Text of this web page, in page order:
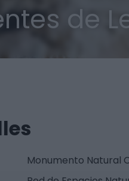
de
Monumento Natural